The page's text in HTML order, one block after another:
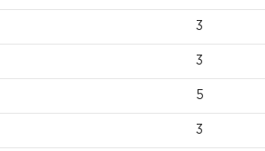
3
3
5
3